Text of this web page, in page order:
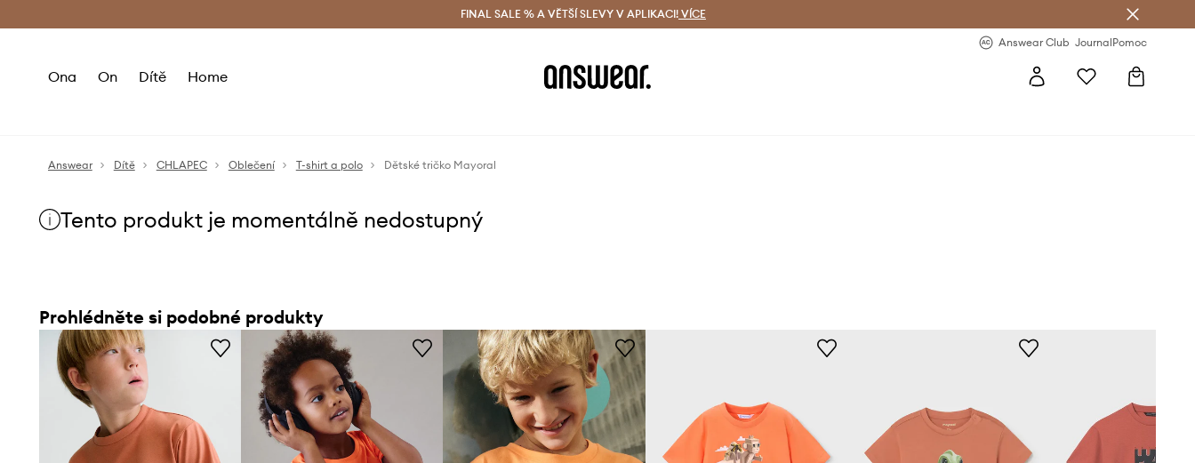
Doručení a vrácení zdarma (od 1800 Kč) Doručení i do 24 h
FINAL SALE % A VĚTŠÍ SLEVY V APLIKACI! VÍCE
Answear Club JournalPomoc
Ona On Dítě Home
Answear Dítě CHLAPEC Oblečení T-shirt a polo Dětské tričko Mayoral
Tento produkt je momentálně nedostupný
Prohlédněte si podobné produkty